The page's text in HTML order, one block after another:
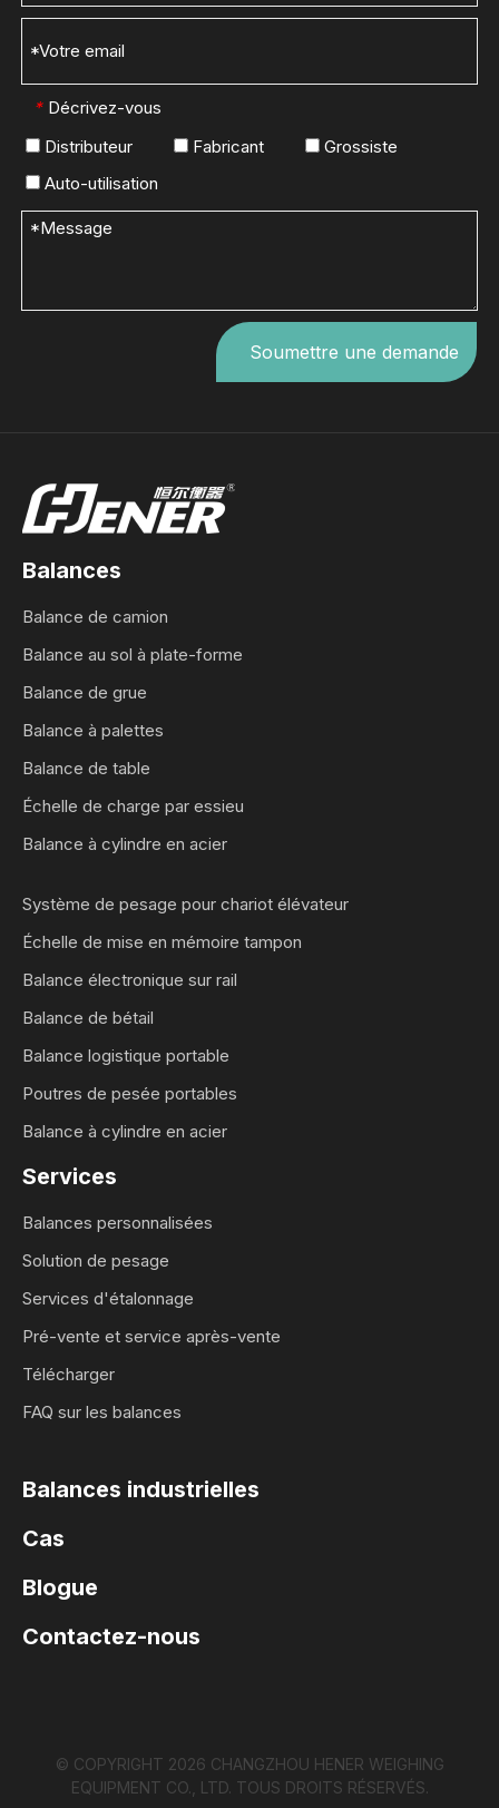
* Décrivez-vous
Distributeur
Fabricant
Grossiste
Auto-utilisation
Soumettre une demande
Balances
Balance de camion
Balance au sol à plate-forme
Balance de grue
Balance à palettes
Balance de table
Échelle de charge par essieu
Balance à cylindre en acier
Système de pesage pour chariot élévateur
Échelle de mise en mémoire tampon
Balance électronique sur rail
Balance de bétail
Balance logistique portable
Poutres de pesée portables
Balance à cylindre en acier
Services
Balances personnalisées
Solution de pesage
Services d'étalonnage
Pré-vente et service après-vente
Télécharger
FAQ sur les balances
Balances industrielles
Cas
Blogue
Contactez-nous
© COPYRIGHT 2026 CHANGZHOU HENER WEIGHING
EQUIPMENT CO., LTD. TOUS DROITS RÉSERVÉS.